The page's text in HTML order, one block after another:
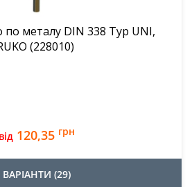
по металу DIN 338 Typ UNI,
HSSE-Co5, Bronze RUKO (228010)
від 120,35 грн
ВАРІАНТИ (29)